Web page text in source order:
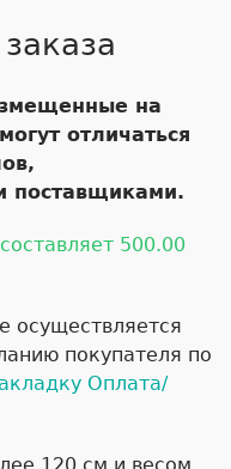
на
отличаться
поставщиками.
500.00
осуществляется
покупателя по
Оплата/
120 см и весом